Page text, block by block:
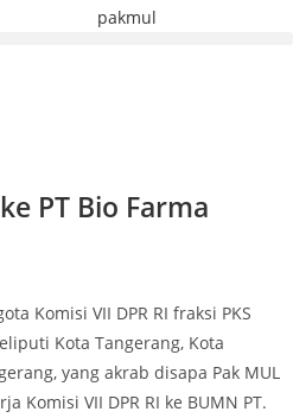
PT Bio Farma
Komisi VII DPR RI fraksi PKS
Kota Tangerang, Kota
yang akrab disapa Pak MUL
Komisi VII DPR RI ke BUMN PT.